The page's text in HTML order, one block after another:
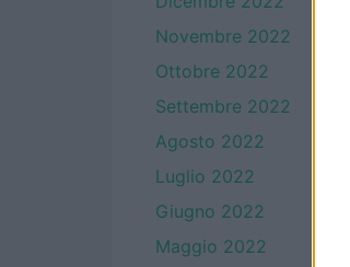
Novembre 2022
Ottobre 2022
Settembre 2022
Agosto 2022
Luglio 2022
Giugno 2022
Maggio 2022